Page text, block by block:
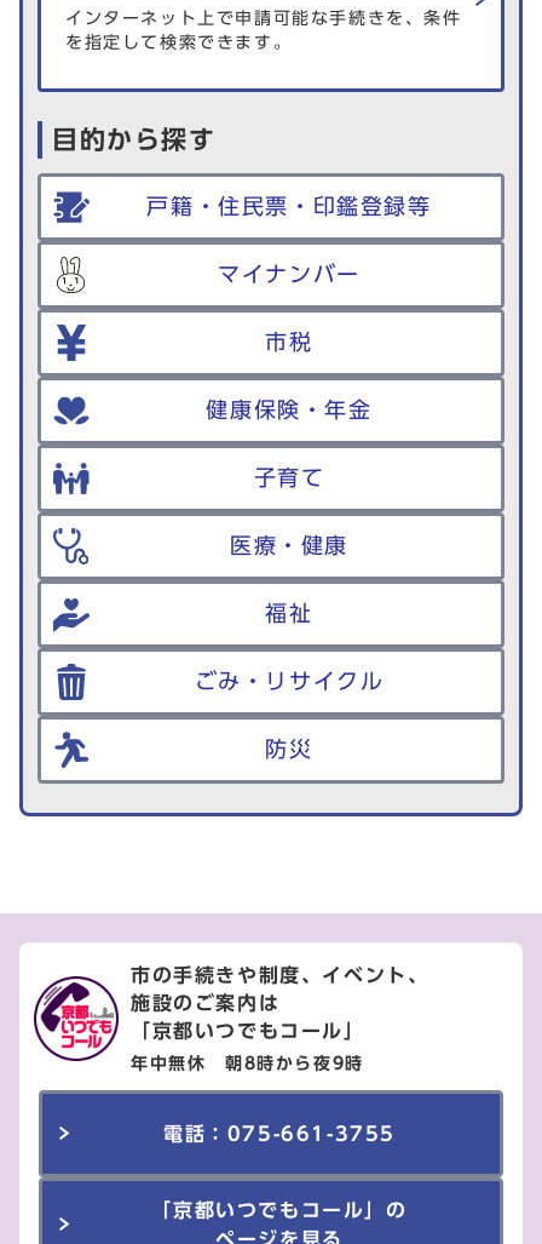
インターネット上で申請可能な手続きを、条件
を指定して検索できます。
目的から探す
戸籍・住民票・印鑑登録等
マイナンバー
市税
健康保険・年金
子育て
医療・健康
福祉
ごみ・リサイクル
防災
市の手続きや制度、イベント、
施設のご案内は
「京都いつでもコール」
年中無休 朝8時から夜9時
電話：075-661-3755
「京都いつでもコール」の
ページを見る